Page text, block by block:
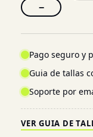
−
Pago seguro y
Guia de tallas
Soporte por
VER GUIA DE